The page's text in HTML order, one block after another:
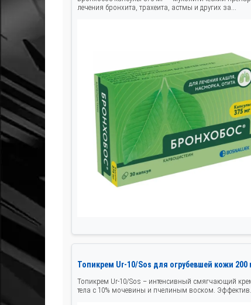
лечения бронхита, трахеита, астмы и других за...
Топикрем Ur-10/Sos для огрубевшей кожи 200
Топикрем Ur-10/Sos – интенсивный смягчающий
тела с 10% мочевины и пчелиным воском.